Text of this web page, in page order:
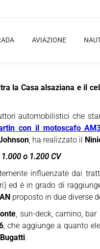
AVIAZIONE
la Casa alsaziana e il
automobilistici che
con il motoscafo
, ha realizzato il
o 1.200 CV
influenzate dai
ed è in grado di
proposto in due diverse
, sun-deck, camino,
, che aggiunge a quanto
Bugatti.